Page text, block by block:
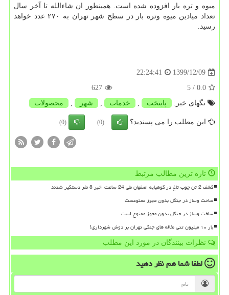
میوه و تره بار افزوده شده است. همینطور ان شاءالله تا آخر سال
تعداد میادین میوه وتره بار در سطح شهر تهران به ۲۷۰ عدد خواهد
رسید.
1399/12/09
22:24:41
0.0
/ 5
627
تگهای خبر:
پایتخت , خدمات , شهر , محصولات
این مطلب را می پسندید؟ (0)
(0)
تازه ترین مطالب مرتبط
کشف 2 تن چوب تاغ در کوهپایه اصفهان طی 24 ساعت اخیر 8 نفر دستگیر شدند
ساخت وساز در جنگل بدون مجوز ممنوعست
ساخت وساز در جنگل بدون مجوز ممنوع است
بار ۱۰ میلیون تنی نخاله های جنگی تهران بر دوش شهرداری!
نظرات بینندگان در مورد این مطلب
لطفا شما همنظر دهید